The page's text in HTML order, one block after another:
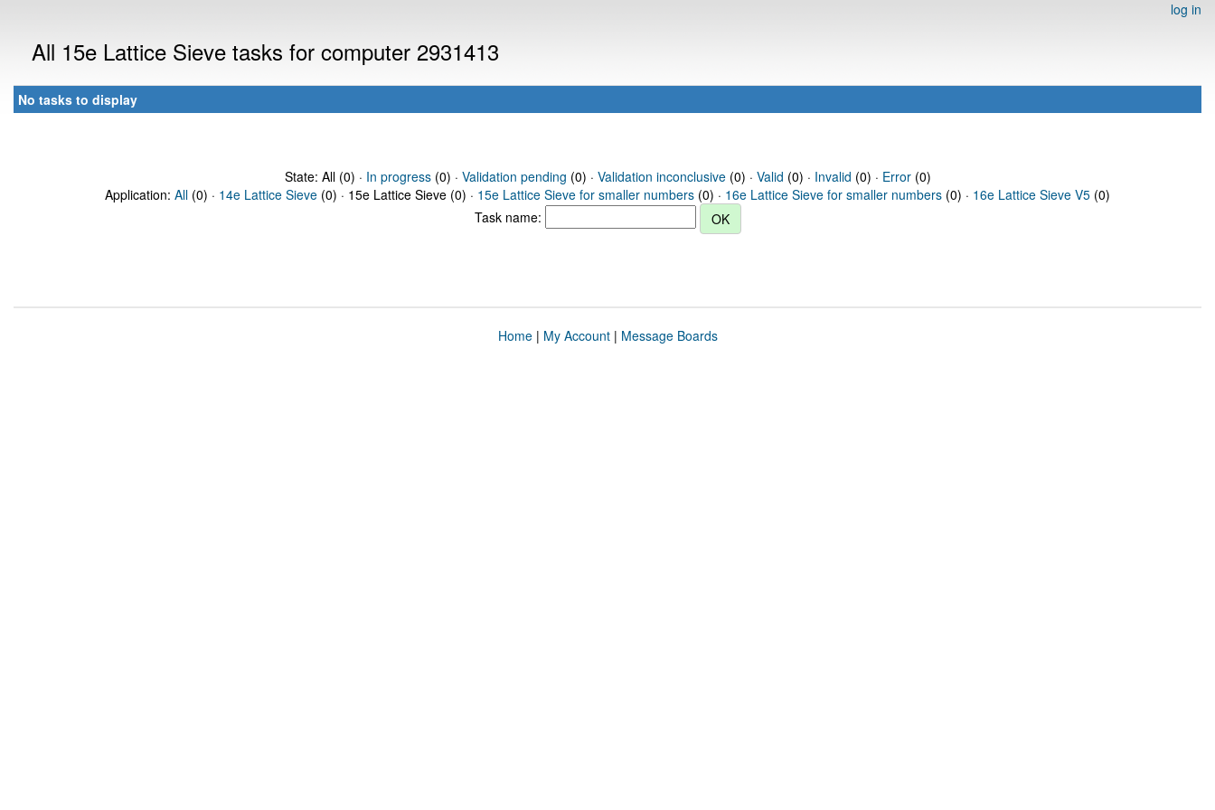
log in
All 15e Lattice Sieve tasks for computer 2931413
No tasks to display
State: All (0) · In progress(0) · Validation pending (0) · Validation inconclusive(0) · Valid (0) · Invalid (0) · Error(0)
Application: All (0) · 14e Lattice Sieve (0) · 15e Lattice Sieve (0) · 15e Lattice Sieve for smaller numbers (0) · 16e Lattice Sieve for smaller numbers (0) · 16e Lattice Sieve V5 (0)
Task name:
Home| My Account| Message Boards